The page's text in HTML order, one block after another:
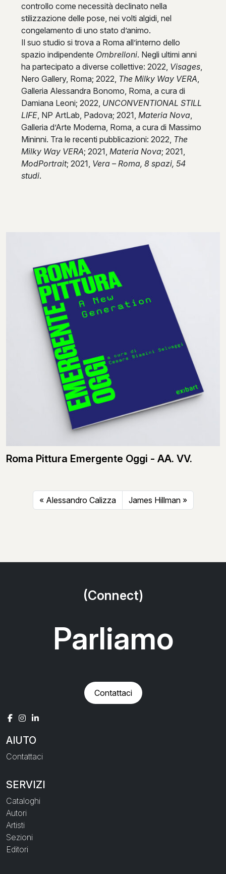
controllo come necessità declinato nella
stilizzazione delle pose, nei volti algidi, nel
congelamento di uno stato d’animo.
Il suo studio si trova a Roma all’interno dello
spazio indipendente Ombrelloni. Negli ultimi anni
ha partecipato a diverse collettive: 2022, Visages
Nero Gallery, Roma; 2022, The Milky Way VERA
Galleria Alessandra Bonomo, Roma, a cura di
Damiana Leoni; 2022, UNCONVENTIONAL STILL
LIFE , NP ArtLab, Padova; 2021, Materia Nova
Galleria d’Arte Moderna, Roma, a cura di Massimo
Mininni. Tra le recenti pubblicazioni: 2022, The
Milky Way VERA; 2021, Materia Nova; 2021,
ModPortrait; 2021, Vera – Roma, 8 spazi, 54
studi.
Roma Pittura Emergente Oggi - AA. VV.
Alessandro Calizza James Hillman
(Connect)
Parliamo
Contattaci
AIUTO
Contattaci
SERVIZI
Cataloghi
Autori
Artisti
Sezioni
Editori